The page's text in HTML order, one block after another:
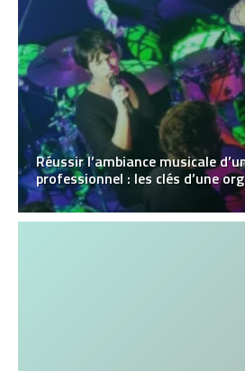
Réussir l’ambiance musicale
professionnel : les clés d’une